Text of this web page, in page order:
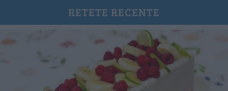
RETETE RECENTE